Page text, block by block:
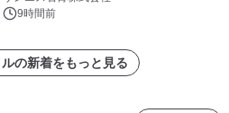
9時間前
の新着をもっと見る